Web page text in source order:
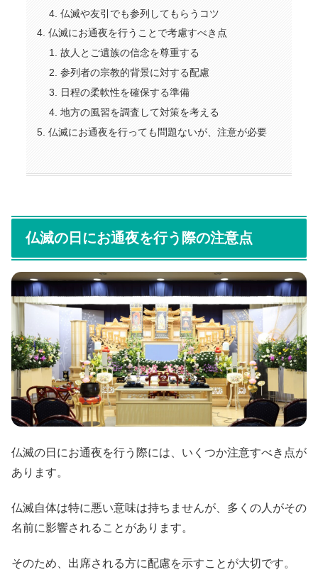
仏滅や友引でも参列してもらうコツ
仏滅にお通夜を行うことで考慮すべき点
故人とご遺族の信念を尊重する
参列者の宗教的背景に対する配慮
日程の柔軟性を確保する準備
地方の風習を調査して対策を考える
仏滅にお通夜を行っても問題ないが、注意が必要
仏滅の日にお通夜を行う際の注意点
仏滅の日にお通夜を行う際には、いくつか注意すべき点が
あります。
仏滅自体は特に悪い意味は持ちませんが、多くの人がその
名前に影響されることがあります。
そのため、出席される方に配慮を示すことが大切です。